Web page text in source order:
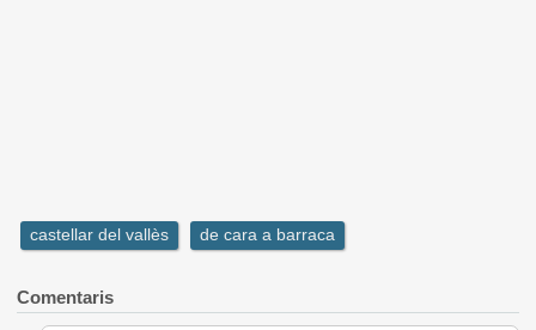
castellar del vallès de cara a barraca
Comentaris